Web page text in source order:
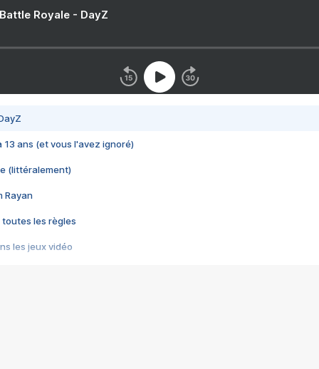
Royale - DayZ
13 ans (et vous l'avez ignoré)
(littéralement)
Rayan
toutes les règles
les jeux vidéo